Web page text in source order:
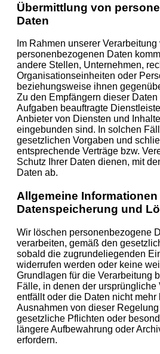
Übermittlung von
Daten
Im Rahmen unserer Verarbeitung
personenbezogenen Daten
andere Stellen, Unternehmen,
Organisationseinheiten oder
beziehungsweise ihnen
Zu den Empfängern dieser Daten
Aufgaben beauftragte
Anbieter von Diensten und
eingebunden sind. In solchen
gesetzlichen Vorgaben und
entsprechende Verträge bzw.
Schutz Ihrer Daten dienen, mit
Daten ab.
Allgemeine Informationen
Datenspeicherung und
Wir löschen personenbezogene
verarbeiten, gemäß den
sobald die zugrundeliegenden
widerrufen werden oder keine
Grundlagen für die Verarbeitung
Fälle, in denen der
entfällt oder die Daten nicht mehr
Ausnahmen von dieser
gesetzliche Pflichten oder
längere Aufbewahrung oder
erfordern.